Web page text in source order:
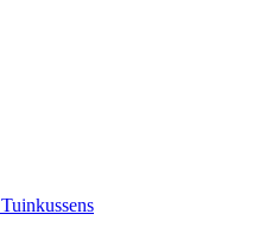
Tuinkussens